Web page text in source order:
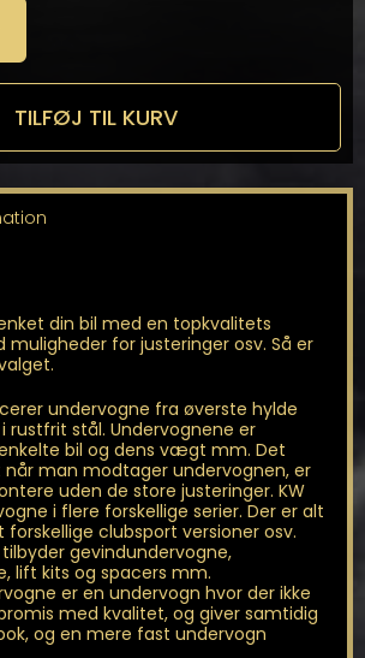
TILFØJ TIL KURV
din bil med en topkvalitets
muligheder for justeringer osv. Så er
undervogne fra øverste hylde
stål. Undervognene er
bil og dens vægt mm. Det
man modtager undervognen, er
uden de store justeringer. KW
i flere forskellige serier. Der er alt
forskellige clubsport versioner osv.
gevindundervogne,
lift kits og spacers mm.
er en undervogn hvor der ikke
med kvalitet, og giver samtidig
og en mere fast undervogn